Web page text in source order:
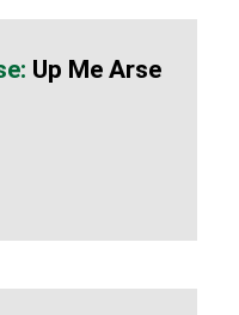
Up Me Arse